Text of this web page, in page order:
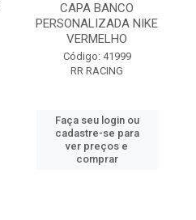
CAPA BANCO
PERSONALIZADA NIKE
VERMELHO
Código: 41999
RR RACING
Faça seu login ou
cadastre-se para
ver preços e
comprar